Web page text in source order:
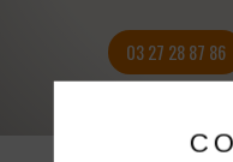
03 27 28 87 86